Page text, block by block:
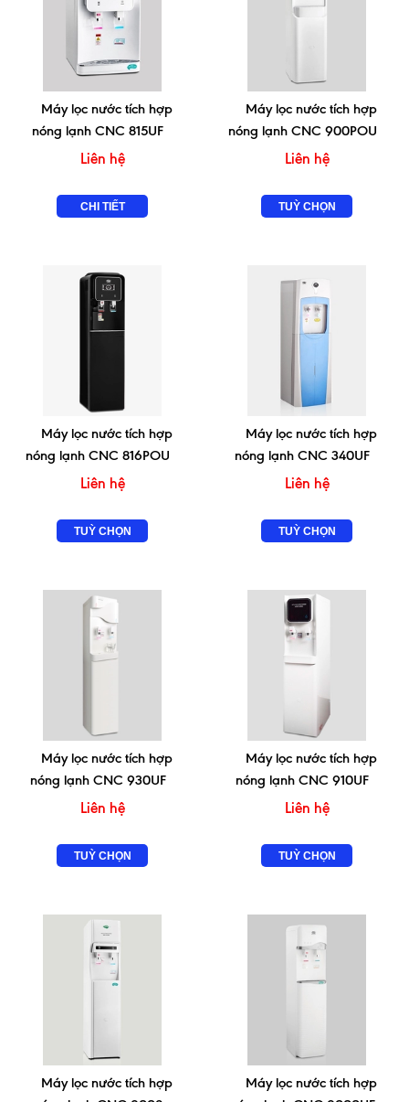
Máy lọc nước tích hợp
nóng lạnh CNC 815UF
Liên hệ
CHI TIẾT
Máy lọc nước tích hợp
nóng lạnh CNC 900POU
Liên hệ
TUỲ CHỌN
Máy lọc nước tích hợp
nóng lạnh CNC 816POU
Liên hệ
TUỲ CHỌN
Máy lọc nước tích hợp
nóng lạnh CNC 340UF
Liên hệ
TUỲ CHỌN
Máy lọc nước tích hợp
nóng lạnh CNC 930UF
Liên hệ
TUỲ CHỌN
Máy lọc nước tích hợp
nóng lạnh CNC 910UF
Liên hệ
TUỲ CHỌN
Máy lọc nước tích hợp
Máy lọc nước tích hợp